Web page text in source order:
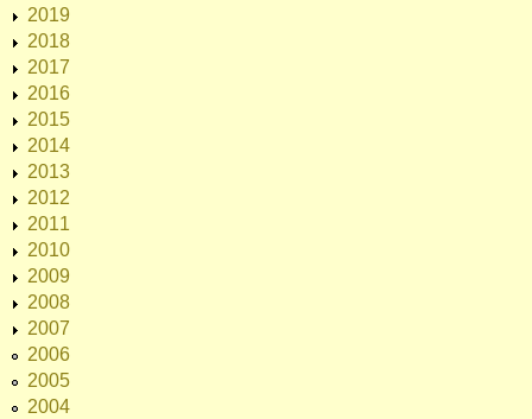
2019
2018
2017
2016
2015
2014
2013
2012
2011
2010
2009
2008
2007
2006
2005
2004